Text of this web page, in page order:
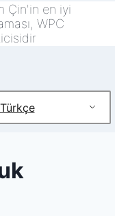
Çin'in en iyi
WPC
Türkçe